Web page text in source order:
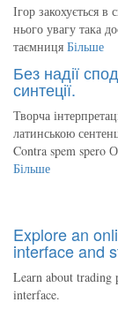
Ігор закохується
нього увагу така
таємниця Більше
Без надії
синтеції.
Творча
латинською
Contra spem spero
Більше
Explore an
interface and
Learn about trading
interface.